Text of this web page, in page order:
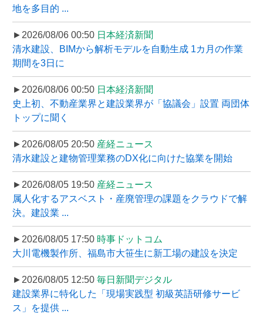
地を多目的 ...
►2026/08/06 00:50 日本経済新聞
清水建設、BIMから解析モデルを自動生成 1カ月の作業
期間を3日に
►2026/08/06 00:50 日本経済新聞
史上初、不動産業界と建設業界が「協議会」設置 両団体
トップに聞く
►2026/08/05 20:50 産経ニュース
清水建設と建物管理業務のDX化に向けた協業を開始
►2026/08/05 19:50 産経ニュース
属人化するアスベスト・産廃管理の課題をクラウドで解
決。建設業 ...
►2026/08/05 17:50 時事ドットコム
大川電機製作所、福島市大笹生に新工場の建設を決定
►2026/08/05 12:50 毎日新聞デジタル
建設業界に特化した「現場実践型 初級英語研修サービ
ス」を提供 ...